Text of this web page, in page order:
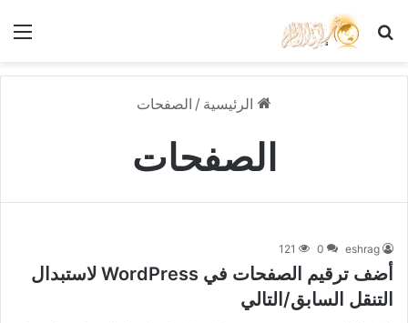
بحث عن
الرئيسية / الصفحات
الصفحات
eshrag
0
121
أضف ترقيم الصفحات في WordPress لاستبدال
التنقل السابق/التالي